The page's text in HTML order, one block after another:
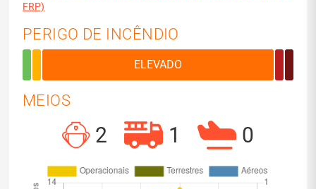
FRP)
PERIGO DE INCÊNDIO
MEIOS
2 1 0